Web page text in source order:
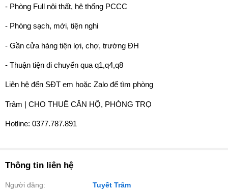
- Phòng Full nội thất, hệ thống PCCC
- Phòng sạch, mới, tiện nghi
- Gần cửa hàng tiện lợi, chợ, trường ĐH
- Thuận tiện di chuyển qua q1,q4,q8
Liên hệ đến SĐT em hoặc Zalo để tìm phòng
Trâm | CHO THUÊ CĂN HỘ, PHÒNG TRỌ
️Hotline: 0377.787.891
Thông tin liên hệ
Người đăng: Tuyết Trâm